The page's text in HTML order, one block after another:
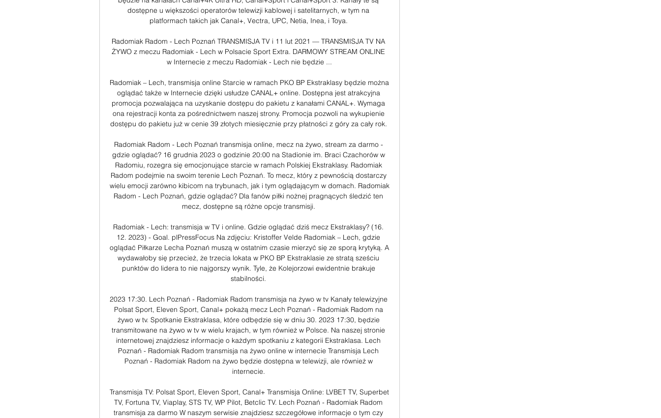
dostępne u większości operatorów telewizji kablowej i satelitarnych, w tym na
platformach takich jak Canal+, Vectra, UPC, Netia, Inea, i Toya.
Radomiak Radom - Lech Poznań TRANSMISJA TV i 11 lut 2021 — TRANSMISJA TV NA
ŻYWO z meczu Radomiak - Lech w Polsacie Sport Extra. DARMOWY STREAM ONLINE
w Internecie z meczu Radomiak - Lech nie będzie ...
Radomiak – Lech, transmisja online Starcie w ramach PKO BP Ekstraklasy będzie można
oglądać także w Internecie dzięki usłudze CANAL+ online. Dostępna jest atrakcyjna
promocja pozwalająca na uzyskanie dostępu do pakietu z kanałami CANAL+. Wymaga
ona rejestracji konta za pośrednictwem naszej strony. Promocja pozwoli na wykupienie
dostępu do pakietu już w cenie 39 złotych miesięcznie przy płatności z góry za cały rok.
Radomiak Radom - Lech Poznań transmisja online, mecz na żywo, stream za darmo -
gdzie oglądać? 16 grudnia 2023 o godzinie 20:00 na Stadionie im. Braci Czachorów w
Radomiu, rozegra się emocjonujące starcie w ramach Polskiej Ekstraklasy. Radomiak
Radom podejmie na swoim terenie Lech Poznań. To mecz, który z pewnością dostarczy
wielu emocji zarówno kibicom na trybunach, jak i tym oglądającym w domach. Radomiak
Radom - Lech Poznań, gdzie oglądać? Dla fanów piłki nożnej pragnących śledzić ten
mecz, dostępne są różne opcje transmisji.
Radomiak - Lech: transmisja w TV i online. Gdzie oglądać dziś mecz Ekstraklasy? (16.
12. 2023) - Goal. plPressFocus Na zdjęciu: Kristoffer Velde Radomiak – Lech, gdzie
oglądać Piłkarze Lecha Poznań muszą w ostatnim czasie mierzyć się ze sporą krytyką. A
wydawałoby się przecież, że trzecia lokata w PKO BP Ekstraklasie ze stratą sześciu
punktów do lidera to nie najgorszy wynik. Tyle, że Kolejorzowi ewidentnie brakuje
stabilności.
2023 17:30. Lech Poznań - Radomiak Radom transmisja na żywo w tv Kanały telewizyjne
Polsat Sport, Eleven Sport, Canal+ pokażą mecz Lech Poznań - Radomiak Radom na
żywo w tv. Spotkanie Ekstraklasa, które odbędzie się w dniu 30. 2023 17:30, będzie
transmitowane na żywo w tv w wielu krajach, w tym również w Polsce. Na naszej stronie
internetowej znajdziesz informacje o każdym spotkaniu z kategorii Ekstraklasa. Lech
Poznań - Radomiak Radom transmisja na żywo online w internecie Transmisja Lech
Poznań - Radomiak Radom na żywo będzie dostępna w telewizji, ale również w
internecie.
Transmisja TV: Polsat Sport, Eleven Sport, Canal+ Transmisja Online: LVBET TV, Superbet
TV, Fortuna TV, Viaplay, STS TV, WP Pilot, Betclic TV. Lech Poznań - Radomiak Radom
transmisja za darmo W naszym serwisie znajdziesz szczegółowe informacje o tym czy